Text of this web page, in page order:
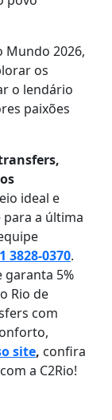
Mundo 2026,
os
o lendário
paixões
ideal e
a última
3828-0370.
garanta 5%
Rio de
com
site, confira
a C2Rio!